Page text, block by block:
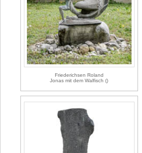
Friederichsen Roland
Jonas mit dem Walfisch ()